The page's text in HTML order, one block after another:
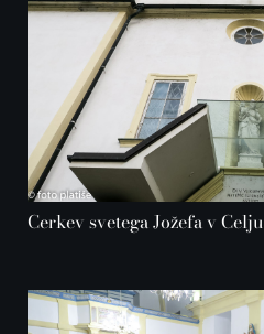
Cerkev svetega Jožefa v Celju